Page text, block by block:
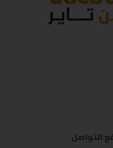
التواصل